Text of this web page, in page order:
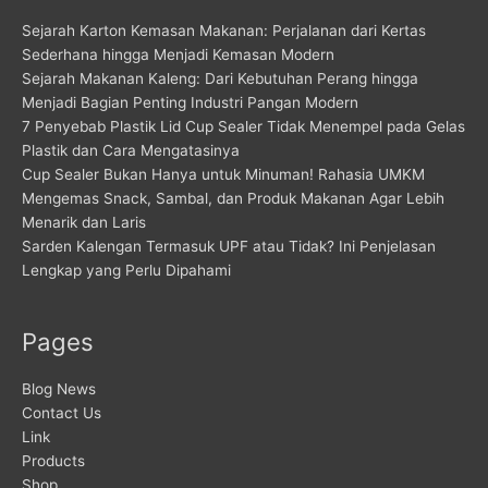
Sejarah Karton Kemasan Makanan: Perjalanan dari Kertas
Sederhana hingga Menjadi Kemasan Modern
Sejarah Makanan Kaleng: Dari Kebutuhan Perang hingga
Menjadi Bagian Penting Industri Pangan Modern
7 Penyebab Plastik Lid Cup Sealer Tidak Menempel pada Gelas
Plastik dan Cara Mengatasinya
Cup Sealer Bukan Hanya untuk Minuman! Rahasia UMKM
Mengemas Snack, Sambal, dan Produk Makanan Agar Lebih
Menarik dan Laris
Sarden Kalengan Termasuk UPF atau Tidak? Ini Penjelasan
Lengkap yang Perlu Dipahami
Pages
Blog News
Contact Us
Link
Products
Shop